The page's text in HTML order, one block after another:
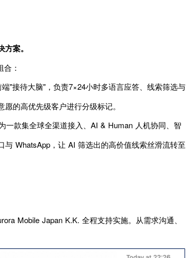
案。
：
"接待大脑"，负责7×24小时多语言应答、线索筛选与
的高优先级客户进行分级标记。
一款集全球全渠道接入、AI & Human 人机协同、智
WhatsApp，让 AI 筛选出的高价值线索丝滑流转至
Mobile Japan K.K. 全程支持实施。从需求沟通、